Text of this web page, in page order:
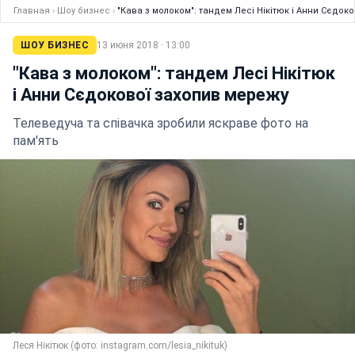
Главная › Шоу бизнес › "Кава з молоком": тандем Лесі Нікітюк і Анни
ШОУ БИЗНЕС 13 июня 2018 · 13:00
"Кава з молоком": тандем Лесі Нікітюк
і Анни Сєдокової захопив мережу
Телеведуча та співачка зробили яскраве фото на
пам'ять
Леся Нікітюк (фото: instagram.com/lesia_nikituk)